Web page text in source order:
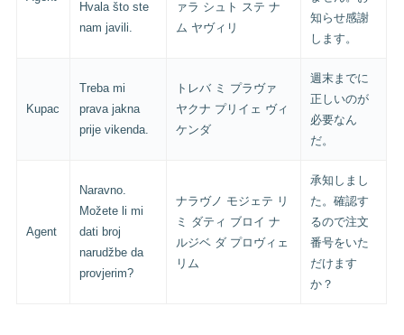
Hvala što ste
nam javili.
ァラ シュト ステ ナ
ム ヤヴィリ
知らせ感謝
します。
Kupac
Treba mi
prava jakna
prije vikenda.
トレバ ミ プラヴァ
ヤクナ プリイェ ヴィ
ケンダ
週末までに
正しいのが
必要なん
だ。
Agent
Naravno.
Možete li mi
dati broj
narudžbe da
provjerim?
ナラヴノ モジェテ リ
ミ ダティ ブロイ ナ
ルジベ ダ プロヴィェ
リム
承知しまし
た。確認す
るので注文
番号をいた
だけます
か？